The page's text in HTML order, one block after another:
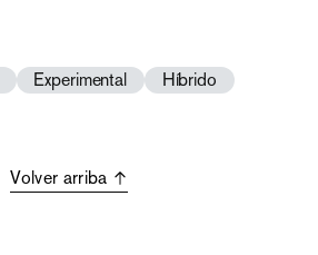
Experimental
Híbrido
Volver arriba